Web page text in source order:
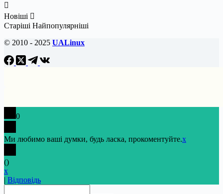
Новіші
Старіші Найпопулярніші
© 2010 - 2025 UALinux
0
Ми любимо ваші думки, будь ласка, прокоментуйте.x
()
x
| Відповідь